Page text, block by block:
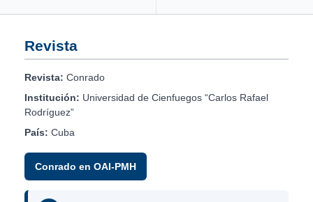
Revista
Revista: Conrado
Institución: Universidad de Cienfuegos “Carlos Rafael
Rodríguez”
País: Cuba
Conrado en OAI-PMH